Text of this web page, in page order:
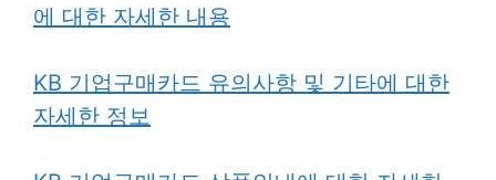
에 대한 자세한 내용
KB 기업구매카드 유의사항 및 기타에 대한
자세한 정보